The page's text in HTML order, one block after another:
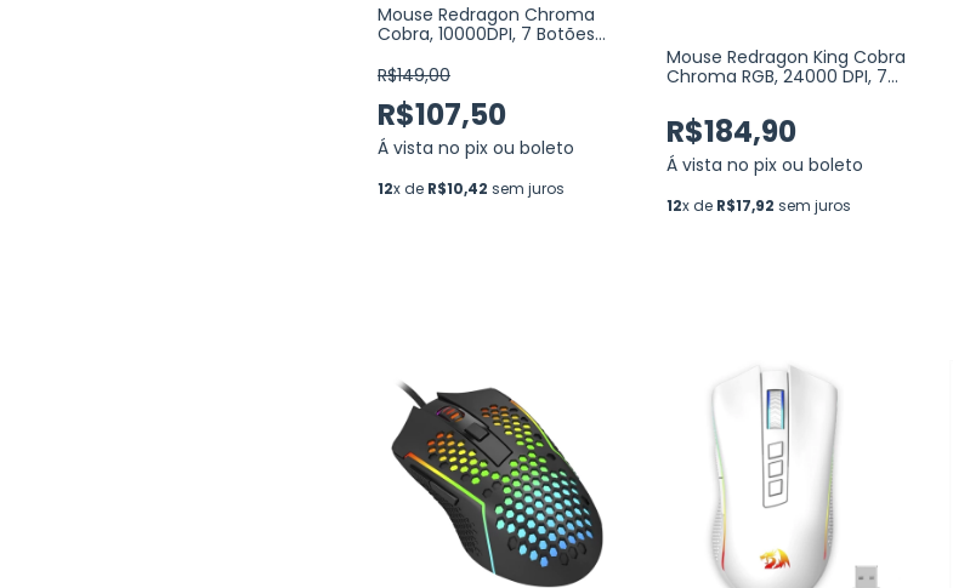
Mouse Redragon Chroma
Cobra, 10000DPI, 7 Botões
R$149,00
R$107,50
Á vista no pix ou boleto
12x de R$10,42 sem juros
Mouse Redragon King Cobra
Chroma RGB, 24000 DPI, 7
(M711-FPS)
R$184,90
Á vista no pix ou boleto
12x de R$17,92 sem juros